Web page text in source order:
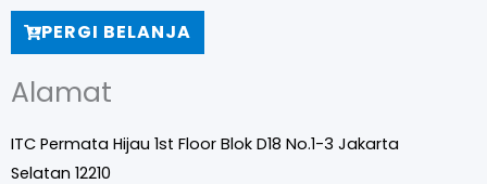
PERGI BELANJA
Alamat
ITC Permata Hijau 1st Floor Blok D18 No.1-3 Jakarta
Selatan 12210